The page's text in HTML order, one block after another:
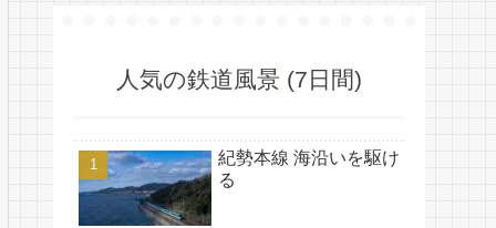
人気の鉄道風景 (7日間)
紀勢本線 海沿いを駆け
る